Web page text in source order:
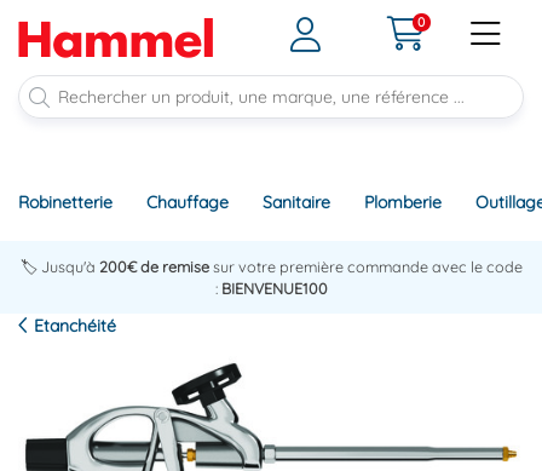
0
Robinetterie Chauffage Sanitaire Plomberie
🏷️ Jusqu'à 200€ de remisesur votre première commande avec le code
: BIENVENUE100
Etanchéité